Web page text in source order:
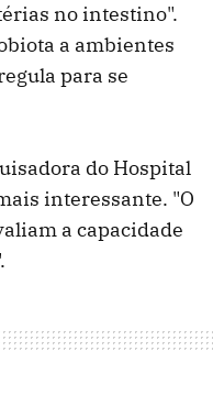
no intestino".
a ambientes
para se
do Hospital
interessante. "O
a capacidade